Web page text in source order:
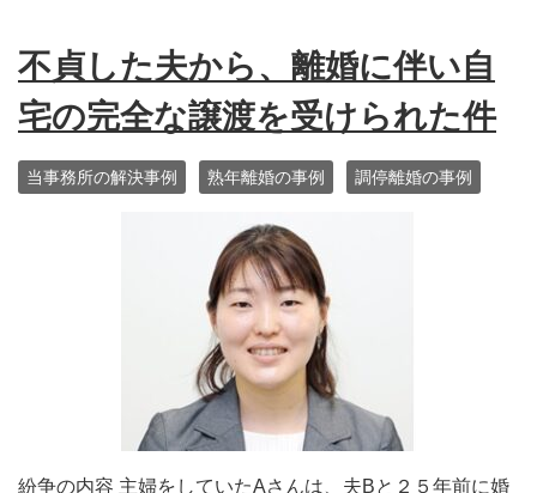
不貞した夫から、離婚に伴い自
宅の完全な譲渡を受けられた件
当事務所の解決事例 熟年離婚の事例 調停離婚の事例
紛争の内容 主婦をしていたAさんは、夫Bと２５年前に婚